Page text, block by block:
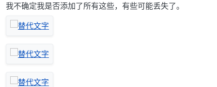
我不确定我是否添加了所有这些，有些可能丢失了。